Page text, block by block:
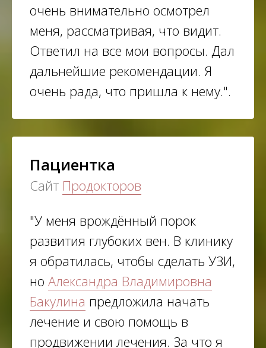
очень внимательно осмотрел
меня, рассматривая, что видит.
Ответил на все мои вопросы. Дал
дальнейшие рекомендации. Я
очень рада, что пришла к нему.".
Пациентка
Сайт Продокторов
"У меня врождённый порок
развития глубоких вен. В клинику
я обратилась, чтобы сделать УЗИ​,
но Александра Владимировна
Бакулина предложила начать
лечение и свою помощь в
продвижении лечения. За что я